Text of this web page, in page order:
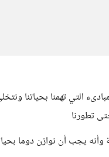
التي تهمنا بحياتنا
تطورنا
وأنه يجب أن نوازن دوما